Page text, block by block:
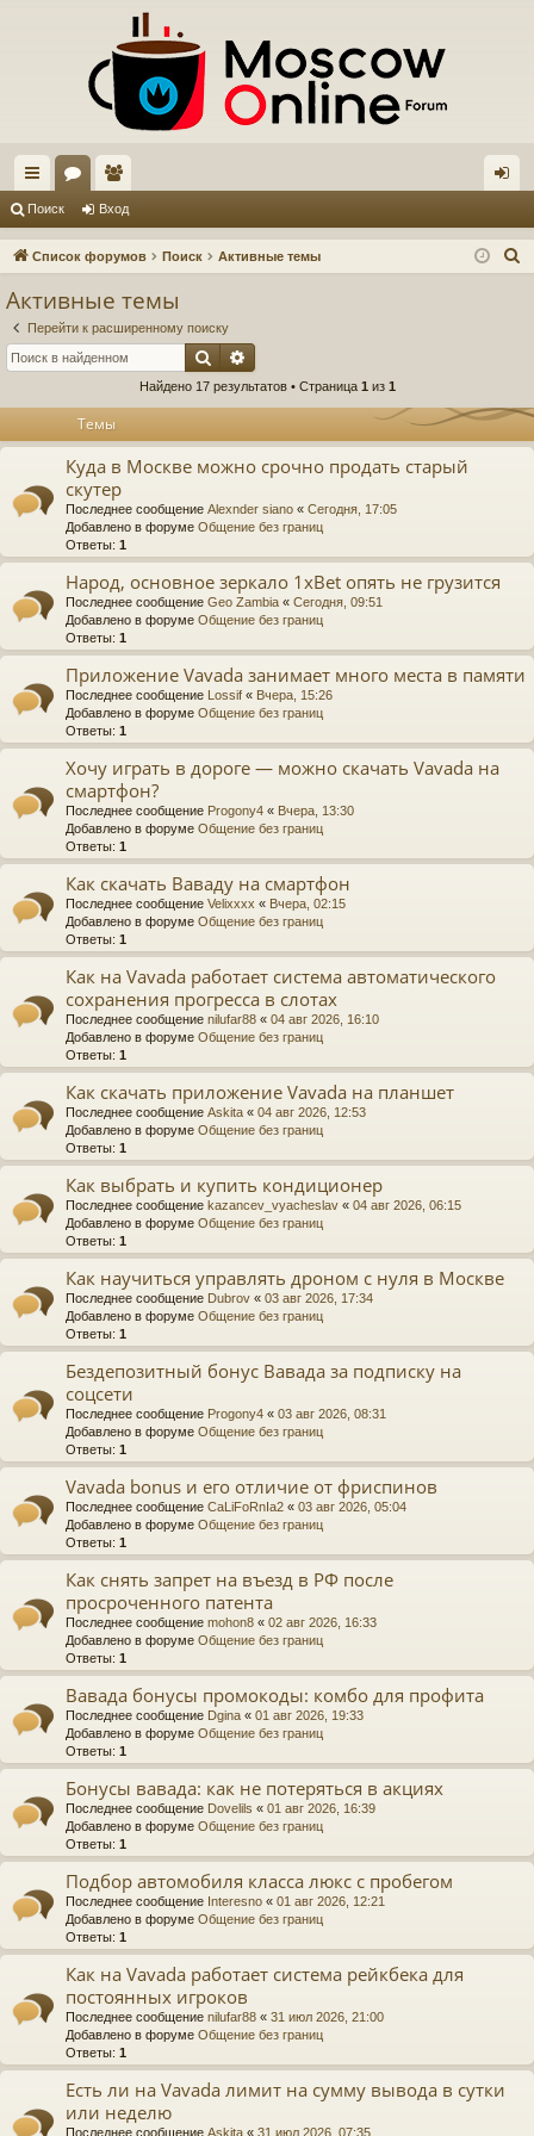
с
ы ум
ол
ьз
ел
д
Поиск Вход
Список форумов Поиск Активные темы
Активные темы
Перейти к расширенному поиску
Поиск
Найдено 17 результатов • Страница 1 из 1
Темы
Куда в Москве можно срочно продать старый
скутер
Последнее сообщение Alexnder siano « Сегодня, 17:05
Добавлено в форуме Общение без границ
Ответы: 1
Народ, основное зеркало 1xBet опять не грузится
Последнее сообщение Geo Zambia « Сегодня, 09:51
Добавлено в форуме Общение без границ
Ответы: 1
Приложение Vavada занимает много места в памяти
Последнее сообщение Lossif « Вчера, 15:26
Добавлено в форуме Общение без границ
Ответы: 1
Хочу играть в дороге — можно скачать Vavada на
смартфон?
Последнее сообщение Progony4 « Вчера, 13:30
Добавлено в форуме Общение без границ
Ответы: 1
Как скачать Ваваду на смартфон
Последнее сообщение Velixxxx « Вчера, 02:15
Добавлено в форуме Общение без границ
Ответы: 1
Как на Vavada работает система автоматического
сохранения прогресса в слотах
Последнее сообщение nilufar88 « 04 авг 2026, 16:10
Добавлено в форуме Общение без границ
Ответы: 1
Как скачать приложение Vavada на планшет
Последнее сообщение Askita « 04 авг 2026, 12:53
Добавлено в форуме Общение без границ
Ответы: 1
Как выбрать и купить кондиционер
Последнее сообщение kazancev_vyacheslav « 04 авг 2026, 06:15
Добавлено в форуме Общение без границ
Ответы: 1
Как научиться управлять дроном с нуля в Москве
Последнее сообщение Dubrov « 03 авг 2026, 17:34
Добавлено в форуме Общение без границ
Ответы: 1
Бездепозитный бонус Вавада за подписку на
соцсети
Последнее сообщение Progony4 « 03 авг 2026, 08:31
Добавлено в форуме Общение без границ
Ответы: 1
Vavada bonus и его отличие от фриспинов
Последнее сообщение CaLiFoRnIa2 « 03 авг 2026, 05:04
Добавлено в форуме Общение без границ
Ответы: 1
Как снять запрет на въезд в РФ после
просроченного патента
Последнее сообщение mohon8 « 02 авг 2026, 16:33
Добавлено в форуме Общение без границ
Ответы: 1
Вавада бонусы промокоды: комбо для профита
Последнее сообщение Dgina « 01 авг 2026, 19:33
Добавлено в форуме Общение без границ
Ответы: 1
Бонусы вавада: как не потеряться в акциях
Последнее сообщение Dovelils « 01 авг 2026, 16:39
Добавлено в форуме Общение без границ
Ответы: 1
Подбор автомобиля класса люкс с пробегом
Последнее сообщение Interesno « 01 авг 2026, 12:21
Добавлено в форуме Общение без границ
Ответы: 1
Как на Vavada работает система рейкбека для
постоянных игроков
Последнее сообщение nilufar88 « 31 июл 2026, 21:00
Добавлено в форуме Общение без границ
Ответы: 1
Есть ли на Vavada лимит на сумму вывода в сутки
или неделю
Последнее сообщение Askita « 31 июл 2026, 07:35